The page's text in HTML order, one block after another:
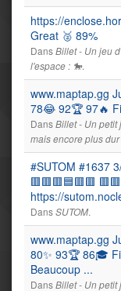
https://
Great 🥈 89%
DansBillet - Un jeu
l'espace : 🐎.
www.maptap.gg
78😂 92🏆 97🔥
DansBillet - Un petit
mais encore plus dur
#SUTOM #1637
🟥🟥🟥🟦🟥🟥
https://
DansSUTOM.
www.maptap.gg
80✨ 93🏆 86🎓
Beaucoup ...
DansBillet - Un petit